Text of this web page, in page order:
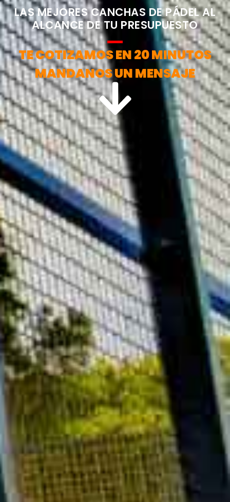
LAS MEJORES CANCHAS DE PÁDEL AL
ALCANCE DE TU PRESUPUESTO
TE COTIZAMOS EN 20 MINUTOS
MANDANOS UN MENSAJE